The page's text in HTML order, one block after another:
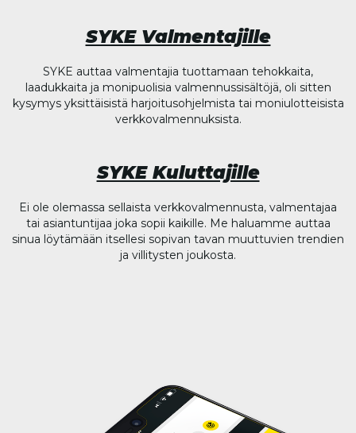
SYKE Valmentajille
SYKE auttaa valmentajia tuottamaan tehokkaita,
laadukkaita ja monipuolisia valmennussisältöjä, oli sitten
kysymys yksittäisistä harjoitusohjelmista tai moniulotteisista
verkkovalmennuksista.
SYKE Kuluttajille
Ei ole olemassa sellaista verkkovalmennusta, valmentajaa
tai asiantuntijaa joka sopii kaikille. Me haluamme auttaa
sinua löytämään itsellesi sopivan tavan muuttuvien trendien
ja villitysten joukosta.